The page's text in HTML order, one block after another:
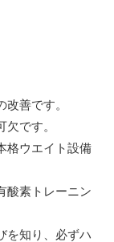
善です。
です。
格ウエイト設備
酸素トレーニン
を知り、必ずハ